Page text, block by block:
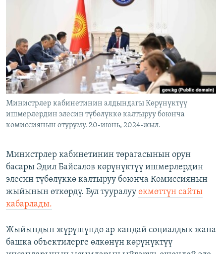
ЫҢГАЙСЫЗ СУРООЛОР
ЭЕ/АРнун бардык сайттары
Министрлер кабинетинин алдындагы Көрүнүктүү
ишмерлердин элесин түбөлүккө калтыруу боюнча
комиссиянын отуруму. 20-июнь, 2024-жыл.
Министрлер кабинетинин төрагасынын орун
басары Эдил Байсалов көрүнүктүү ишмерлердин
элесин түбөлүккө калтыруу боюнча Комиссиянын
жыйынын өткөрдү. Бул тууралуу өкмөттүн сайты
кабарлады.
Жыйындын жүрүшүндө ар кандай социалдык жана
башка объектилерге өлкөнүн көрүнүктүү